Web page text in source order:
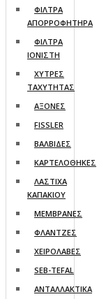
ΦΙΛΤΡΑ
ΑΠΟΡΡΟΦΗΤΗΡΑ
ΦΙΛΤΡΑ
ΙΟΝΙΣΤΗ
ΧΥΤΡΕΣ
ΤΑΧΥΤΗΤΑΣ
AΞΟΝΕΣ
FISSLER
ΒΑΛΒΙΔΕΣ
ΚΑΡΤΕΛΟΘΗΚΕΣ
ΛΑΣΤΙΧΑ
ΚΑΠΑΚΙΟΥ
ΜΕΜΒΡΑΝΕΣ
ΦΛΑΝΤΖΕΣ
ΧΕΙΡΟΛΑΒΕΣ
SEB-TEFAL
ΑΝΤΑΛΛΑΚΤΙΚΑ